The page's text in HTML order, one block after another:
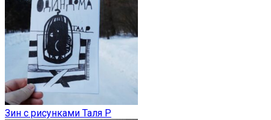
Зин с рисунками Таля Р